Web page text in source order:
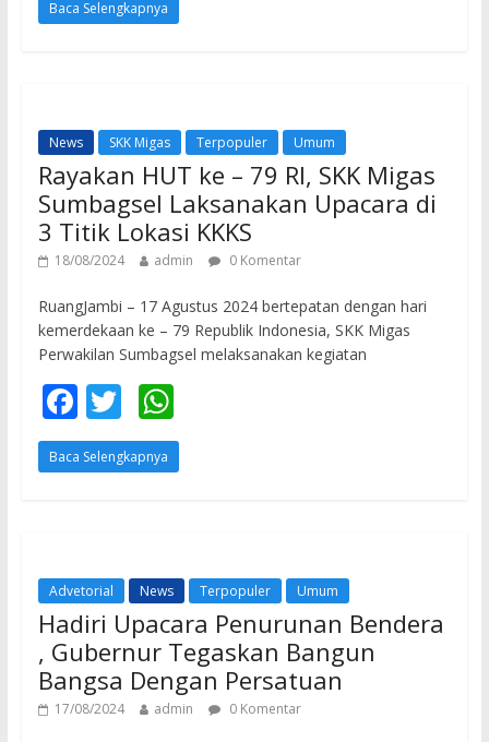
e
o
k
itt at
p
p
Baca Selengkapnya
News SKK Migas Terpopuler Umum
Rayakan HUT ke – 79 RI, SKK Migas
Sumbagsel Laksanakan Upacara di
3 Titik Lokasi KKKS
18/08/2024 admin 0 Komentar
RuangJambi – 17 Agustus 2024 bertepatan dengan hari
kemerdekaan ke – 79 Republik Indonesia, SKK Migas
Perwakilan Sumbagsel melaksanakan kegiatan
F
ac
e
o
k
T
w
itt
W
h
at
p
p
Baca Selengkapnya
Advetorial News Terpopuler Umum
Hadiri Upacara Penurunan Bendera
, Gubernur Tegaskan Bangun
Bangsa Dengan Persatuan
17/08/2024 admin 0 Komentar